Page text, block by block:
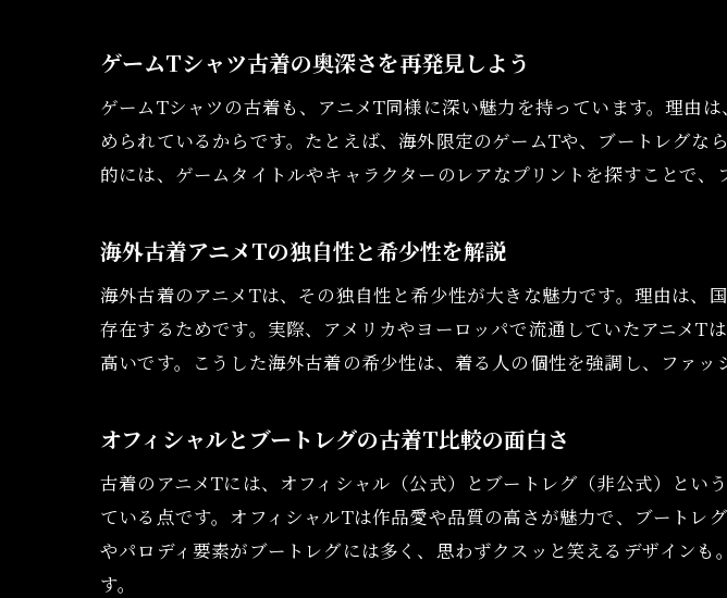
古着屋で見つかる海
アニメtシャツ古着
海外古着アニメTコ
コーデに映えるヴィン
ヴィンテージ古着
アニメtシャツ古着
古着キャラクターT
古着アニメTを主役
古着アニメtシャツ
古着アニメTはなぜ価値
ゲームTシャツ古着の奥深さを再発見しよう
ゲームTシャツの古着も、アニメT同様に深い魅力を持っています。理由
められているからです。たとえば、海外限定のゲームTや、ブートレグ
的には、ゲームタイトルやキャラクターのレアなプリントを探すことで、
海外古着アニメTの独自性と希少性を解説
海外古着のアニメTは、その独自性と希少性が大きな魅力です。理由は
存在するためです。実際、アメリカやヨーロッパで流通していたアニメ
高いです。こうした海外古着の希少性は、着る人の個性を強調し、ファッ
オフィシャルとブートレグの古着T比較の面白さ
古着のアニメTには、オフィシャル（公式）とブートレグ（非公式）とい
ている点です。オフィシャルTは作品愛や品質の高さが魅力で、ブート
やパロディ要素がブートレグには多く、思わずクスッと笑えるデザイン
す。